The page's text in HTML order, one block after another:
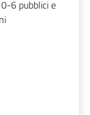
6 pubblici e